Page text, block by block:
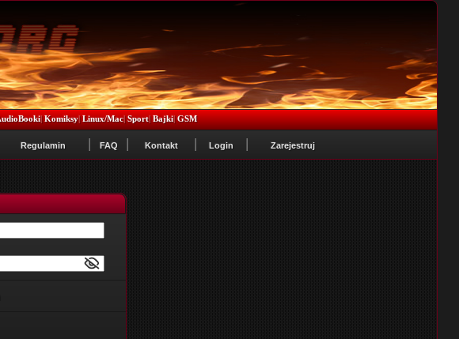
|Komiksy|Linux/Mac|Sport|Bajki|GSM
Regulamin FAQ Kontakt Login Zarejestruj